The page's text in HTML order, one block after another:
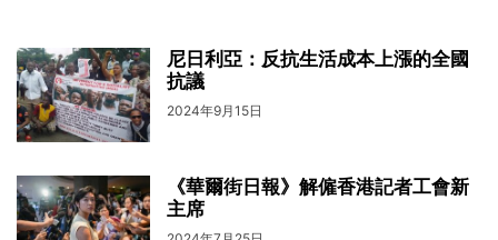
尼日利亞：反抗生活成本上漲的全國
抗議
2024年9月15日
《華爾街日報》解僱香港記者工會新
主席